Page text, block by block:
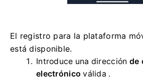
El registro para la plataforma
está disponible.
Introduce una dirección de
electrónico válida .